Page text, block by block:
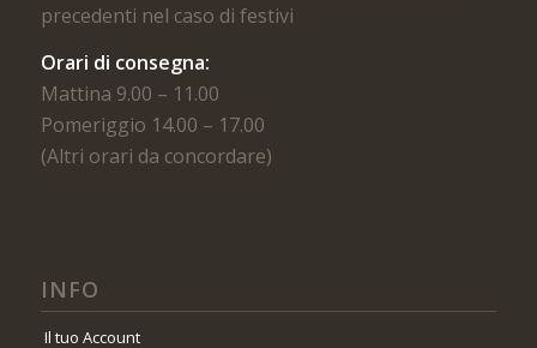
precedenti nel caso di festivi
Orari di consegna:
Mattina 9.00 – 11.00
Pomeriggio 14.00 – 17.00
(Altri orari da concordare)
INFO
Il tuo Account